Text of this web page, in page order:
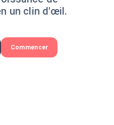
un clin d'œil.
Commencer